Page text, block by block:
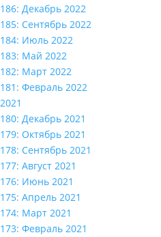
186: Декабрь 2022
185: Сентябрь 2022
184: Июль 2022
183: Май 2022
182: Март 2022
181: Февраль 2022
2021
180: Декабрь 2021
179: Октябрь 2021
178: Сентябрь 2021
177: Август 2021
176: Июнь 2021
175: Апрель 2021
174: Март 2021
173: Февраль 2021